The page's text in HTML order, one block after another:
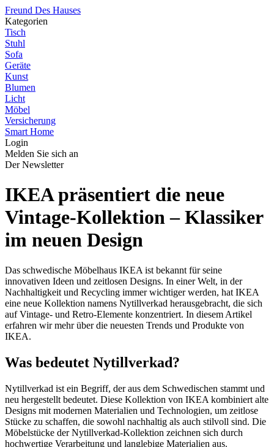
Freund Des Hauses
Kategorien
Tisch
Stuhl
Sofa
Geräte
Kunst
Blumen
Licht
Möbel
Versicherung
Smart Home
Login
Melden Sie sich an
Der Newsletter
IKEA präsentiert die neue
Vintage-Kollektion – Klassiker
im neuen Design
Das schwedische Möbelhaus IKEA ist bekannt für seine
innovativen Ideen und zeitlosen Designs. In einer Welt, in der
Nachhaltigkeit und Recycling immer wichtiger werden, hat IKEA
eine neue Kollektion namens Nytillverkad herausgebracht, die sich
auf Vintage- und Retro-Elemente konzentriert. In diesem Artikel
erfahren wir mehr über die neuesten Trends und Produkte von
IKEA.
Was bedeutet Nytillverkad?
Nytillverkad ist ein Begriff, der aus dem Schwedischen stammt und
neu hergestellt bedeutet. Diese Kollektion von IKEA kombiniert alte
Designs mit modernen Materialien und Technologien, um zeitlose
Stücke zu schaffen, die sowohl nachhaltig als auch stilvoll sind. Die
Möbelstücke der Nytillverkad-Kollektion zeichnen sich durch
hochwertige Verarbeitung und langlebige Materialien aus.